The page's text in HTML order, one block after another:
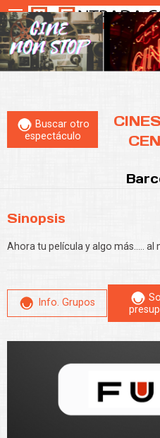
Buscar otro
espectáculo
Sinopsis
Leer
Ahora tu película y algo más..... al
Info. Grupos